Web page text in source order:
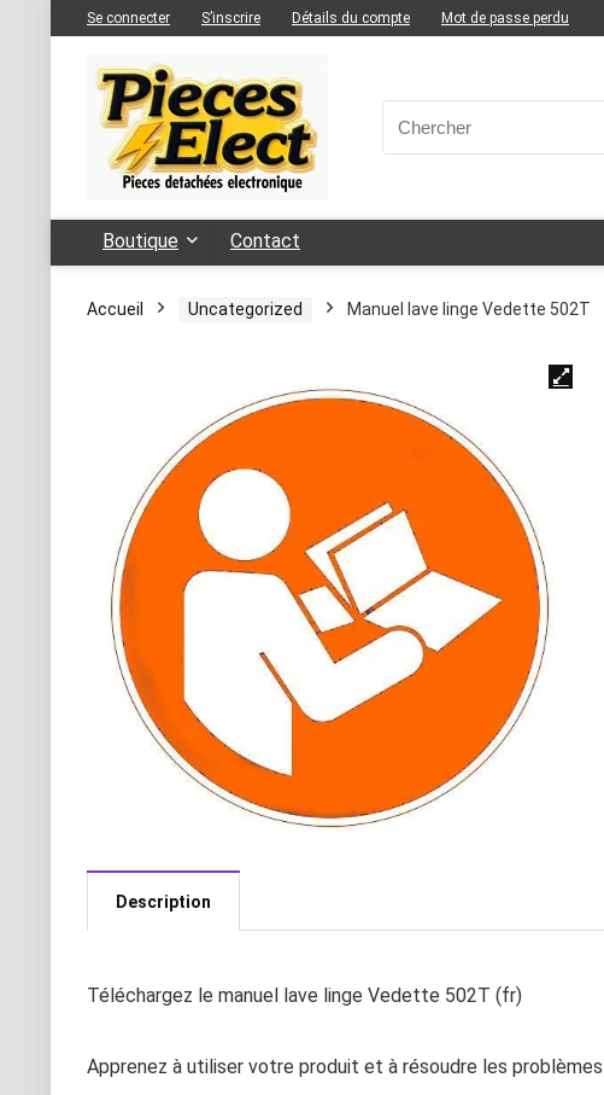
Se connecter S’inscrire Détails du compte Mot de passe perdu
Boutique Contact
Accueil Uncategorized Manuel lave linge Vedette 502T
Description
Téléchargez le manuel lave linge Vedette 502T (fr)
Apprenez à utiliser votre produit et à résoudre les problèmes